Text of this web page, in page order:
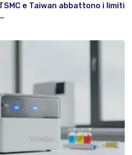
e Taiwan abbattono i limiti